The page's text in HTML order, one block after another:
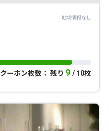
地域情報なし
クーポン枚数： 残り 9 / 10枚